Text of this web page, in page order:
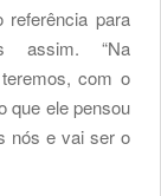
referência para
assim. “Na
com o
que ele pensou
nós e vai ser o